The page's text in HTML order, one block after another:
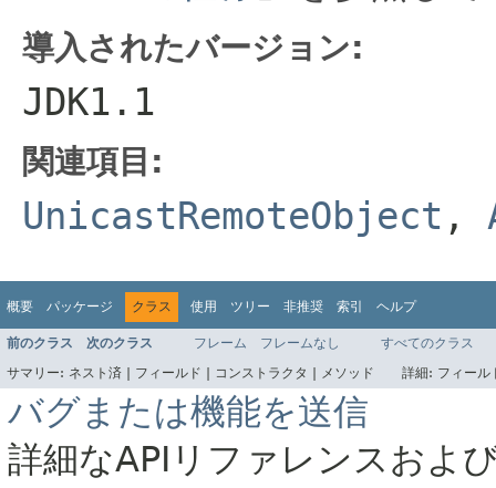
導入されたバージョン:
JDK1.1
関連項目:
UnicastRemoteObject ,
概要 パッケージ クラス 使用 ツリー 非推奨 索引 ヘルプ
前のクラス 次のクラス フレーム フレームなし
すべてのクラス
サマリー: ネスト済 | フィールド | コンストラクタ | メソッド 詳細: フィー
バグまたは機能を送信
詳細なAPIリファレンスおよ